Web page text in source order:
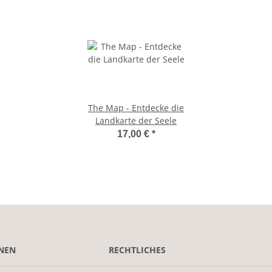
The Map - Entdecke die
Landkarte der Seele
17,00 € *
RECHTLICHES